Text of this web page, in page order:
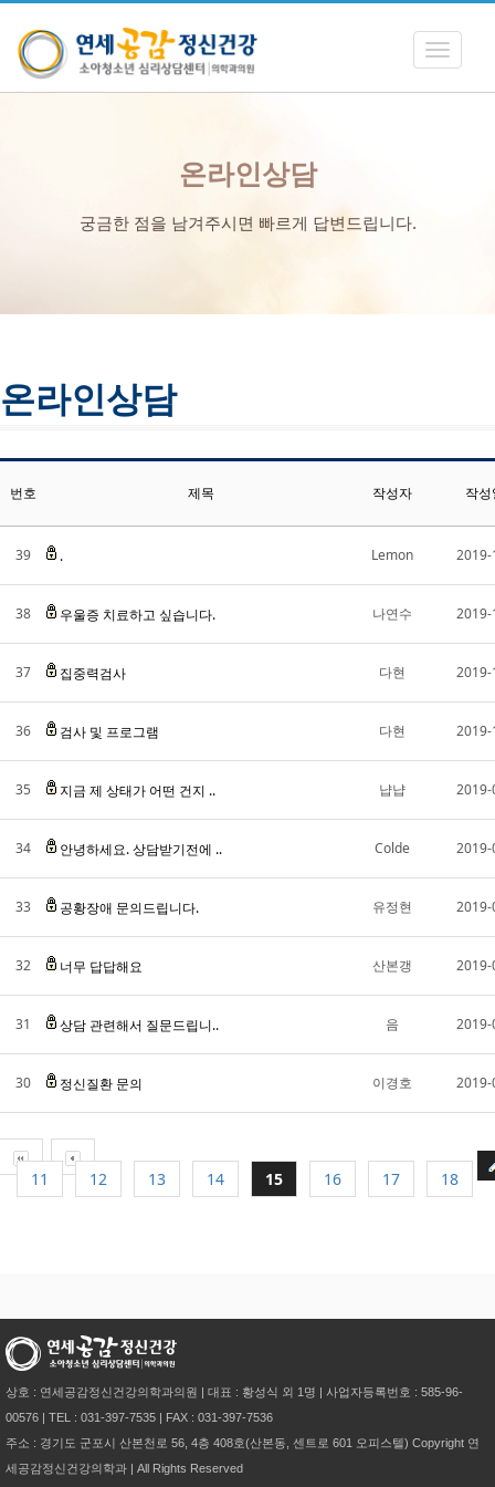
Toggle
온라인상담
궁금한 점을 남겨주시면 빠르게 답변드립니다.
온라인상담
번호 제목 작성자 작
39 . Lemon 2019-
38 우울증 치료하고 싶습니다. 나연수 2019-
37 집중력검사 다현 2019-
36 검사 및 프로그램 다현 2019-
35 지금 제 상태가 어떤 건지 .. 냡냡 2019-
34 안녕하세요. 상담받기전에 .. Colde 2019-
33 공황장애 문의드립니다. 유정현 2019-
32 너무 답답해요 산본갱 2019-
31 상담 관련해서 질문드립니.. 음 2019-
30 정신질환 문의 이경호 2019-
11 12 13 14 15 16 17 18
상호 : 연세공감정신건강의학과의원 | 대표 : 황성식 외 1명 | 사업자등록번호 : 585-96-
00576 | TEL : 031-397-7535 | FAX : 031-397-7536
주소 : 경기도 군포시 산본천로 56, 4층 408호(산본동, 센트로 601 오피스텔) Copyright 연
세공감정신건강의학과 | All Rights Reserved